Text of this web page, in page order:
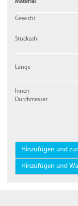
Material
Gewicht
Stückzahl
Länge
Innen-
Durchmesser